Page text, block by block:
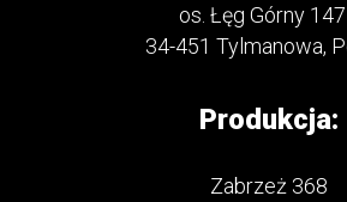
os. Łęg Górny
34-451 Tylmanowa,
Produkcja:
Zabrzeż 368